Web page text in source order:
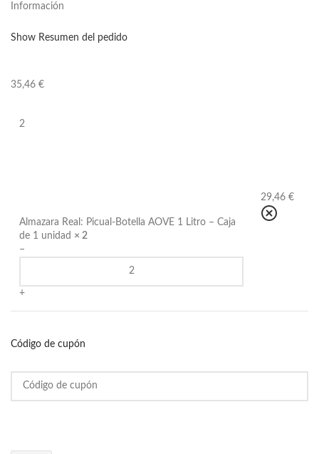
Información
Show Resumen del pedido
35,46 €
2
Almazara Real: Picual-Botella AOVE 1 Litro – Caja
de 1 unidad × 2
–
+
29,46 €
Código de cupón